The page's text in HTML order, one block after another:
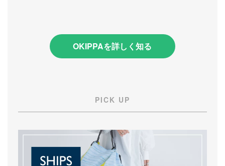
OKIPPAを詳しく知る
PICK UP